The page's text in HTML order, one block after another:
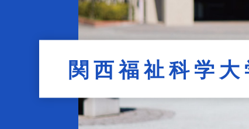
学校案内
profile
教育内容
education
学校生活
school life
進路サポート
career support
入試情報
admission information
関西福祉科学